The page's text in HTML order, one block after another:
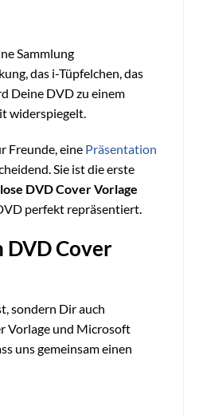
Sammlung
das i-Tüpfelchen, das
Deine DVD zu einem
widerspiegelt.
Freunde, eine Präsentation
Sie ist die erste
DVD Cover Vorlage
perfekt repräsentiert.
DVD Cover
sondern Dir auch
Vorlage und Microsoft
uns gemeinsam einen